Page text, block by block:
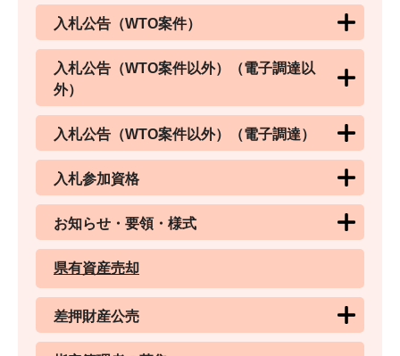
入札公告（WTO案件）
入札公告（WTO案件以外）（電子調達以
外）
入札公告（WTO案件以外）（電子調達）
入札参加資格
お知らせ・要領・様式
県有資産売却
差押財産公売